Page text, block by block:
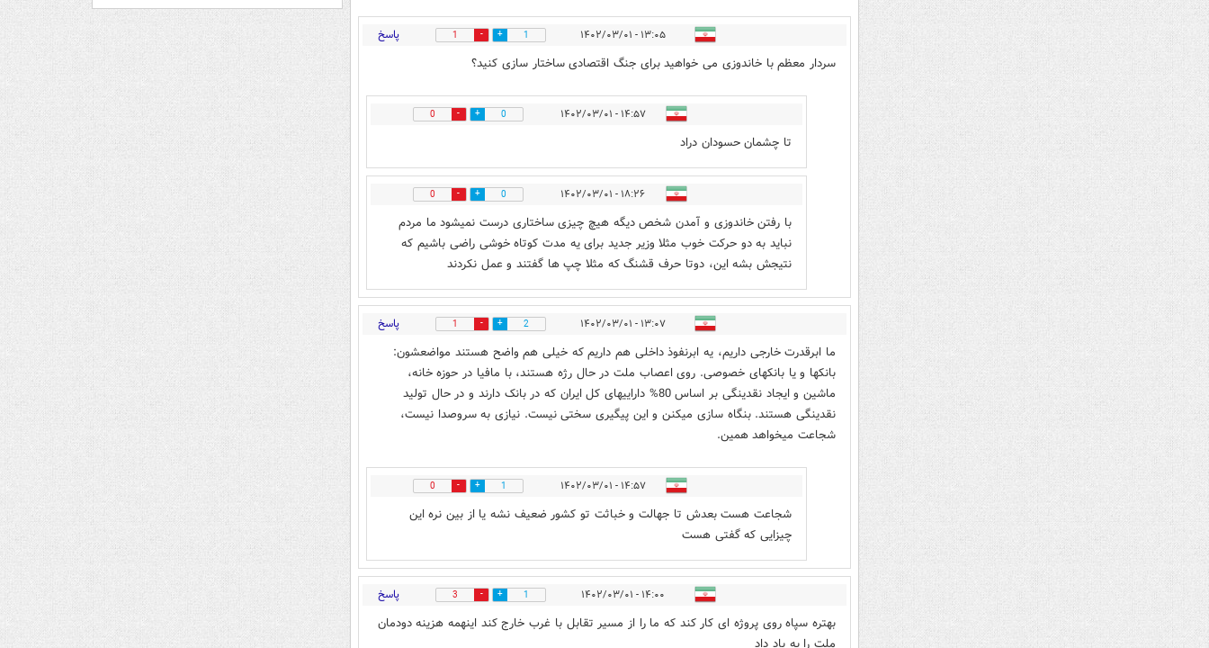
۱۳:۰۵ - ۱۴۰۲/۰۳/۰۱ 1
1 پاسخ
سردار معظم با خاندوزی می خواهید برای جنگ اقتصادی ساختار سازی کنید؟
۱۴:۵۷ - ۱۴۰۲/۰۳/۰۱ 0
0
تا چشمان حسودان دراد
۱۸:۲۶ - ۱۴۰۲/۰۳/۰۱ 0
0
با رفتن خاندوزی و آمدن شخص دیگه هیچ چیزی ساختاری درست نمیشود ما مردم
نباید به دو حرکت خوب مثلا وزیر جدید برای یه مدت کوتاه خوشی راضی باشیم که
نتیجش بشه این، دوتا حرف قشنگ که مثلا چپ ها گفتند و عمل نکردند
۱۳:۰۷ - ۱۴۰۲/۰۳/۰۱ 2
1 پاسخ
ما ابرقدرت خارجی داریم، یه ابرنفوذ داخلی هم داریم که خیلی هم واضح هستند مواضعشون:
بانکها و یا بانکهای خصوصی. روی اعصاب ملت در حال رژه هستند، با مافیا در حوزه خانه،
ماشین و ایجاد نقدینگی بر اساس 80% داراییهای کل ایران که در بانک دارند و در حال تولید
نقدینگی هستند. بنگاه سازی میکنن و این پیگیری سختی نیست. نیازی به سروصدا نیست،
شجاعت میخواهد همین.
۱۴:۵۷ - ۱۴۰۲/۰۳/۰۱ 1
0
شجاعت هست بعدش تا جهالت و خباثت تو کشور ضعیف نشه یا از بین نره این
چیزایی که گفتی هست
۱۴:۰۰ - ۱۴۰۲/۰۳/۰۱ 1
3 پاسخ
بهتره سپاه روی پروژه ای کار کند که ما را از مسیر تقابل با غرب خارج کند اینهمه هزینه دودمان
ملت را به باد داد